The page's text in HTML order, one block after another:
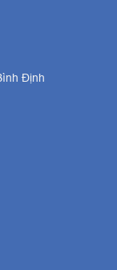
Định